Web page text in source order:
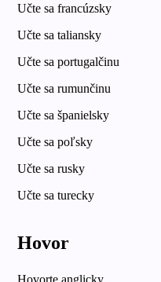
Učte sa francúzsky
Učte sa taliansky
Učte sa portugalčinu
Učte sa rumunčinu
Učte sa španielsky
Učte sa poľsky
Učte sa rusky
Učte sa turecky
Hovor
Hovorte anglicky